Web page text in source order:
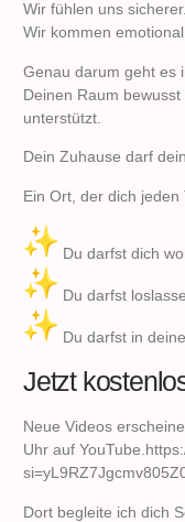
Wir fühlen uns sicherer.
Wir kommen
Genau darum geht es
Deinen Raum
unterstützt.
Dein Zuhause darf
Ein Ort, der dich jeden
Du darfst dich
Du darfst
Du darfst in
Jetzt
Neue Videos
Uhr auf YouTube.
Dort begleite ich dich